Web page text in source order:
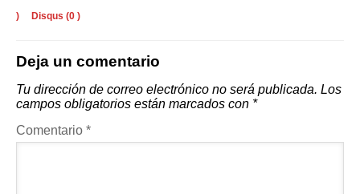
) Disqus (0 )
Deja un comentario
Tu dirección de correo electrónico no será publicada. Los
campos obligatorios están marcados con *
Comentario *